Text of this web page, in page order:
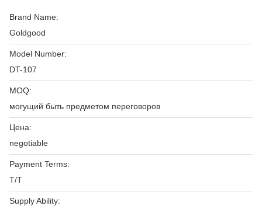
Brand Name:
Goldgood
Model Number:
DT-107
MOQ:
могущий быть предметом переговоров
Цена:
negotiable
Payment Terms:
T/T
Supply Ability: